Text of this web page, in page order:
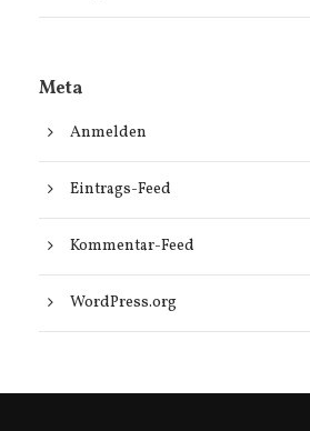
Meta
Anmelden
Eintrags-Feed
Kommentar-Feed
WordPress.org